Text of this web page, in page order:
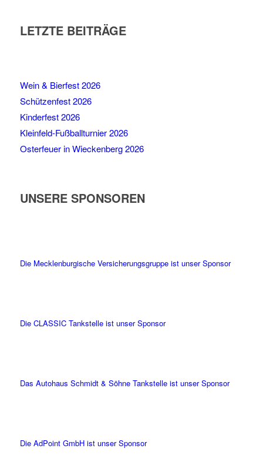
LETZTE BEITRÄGE
Wein & Bierfest 2026
Schützenfest 2026
Kinderfest 2026
Kleinfeld-Fußballturnier 2026
Osterfeuer in Wieckenberg 2026
UNSERE SPONSOREN
Die Mecklenburgische Versicherungsgruppe ist unser Sponsor
Die CLASSIC Tankstelle ist unser Sponsor
Das Autohaus Schmidt & Söhne Tankstelle ist unser Sponsor
Die AdPoint GmbH ist unser Sponsor